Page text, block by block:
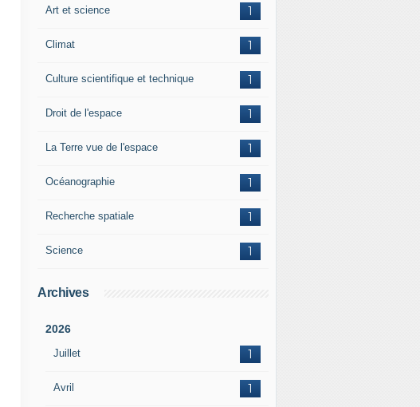
1
Art et science
1
Climat
1
Culture scientifique et technique
1
Droit de l'espace
1
La Terre vue de l'espace
1
Océanographie
1
Recherche spatiale
1
Science
Archives
2026
Juillet 1
Avril 1